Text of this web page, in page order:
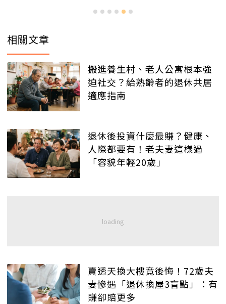
相關文章
搬進養生村、老人公寓根本強
迫社交？給熟齡者的退休共居
適應指南
退休後投資什麼最賺？健康、
人際都要有！老夫妻這樣過
「容貌年輕20歲」
賣透天換大樓竟後悔！72歲夫
妻慘遇「退休換屋3盲點」：有
賺卻賠更多